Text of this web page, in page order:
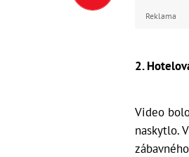
Reklama
2.
Video
naskytlo.